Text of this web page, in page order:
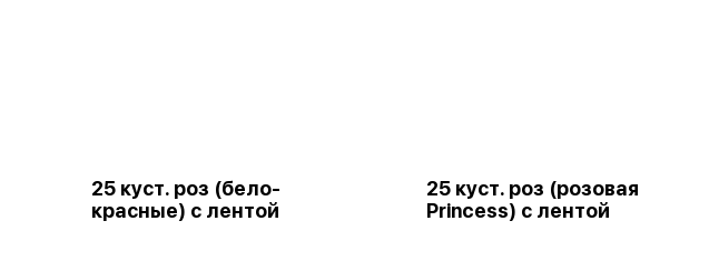
25 куст. роз (бело-
красные) с лентой
25 куст. роз (розовая
Princess) с лентой